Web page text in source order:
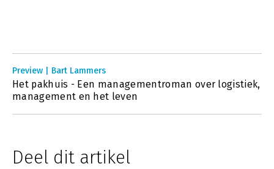
Preview | Bart Lammers
Het pakhuis - Een managementroman over logistiek,
management en het leven
Deel dit artikel